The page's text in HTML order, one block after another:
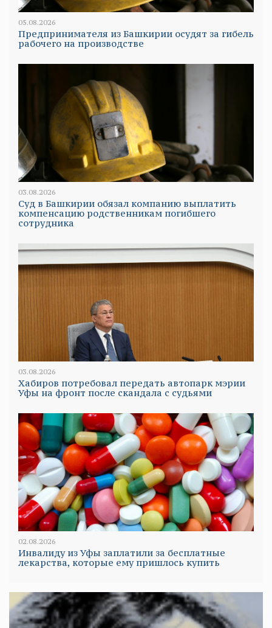
05.08.2026
Предпринимателя из Башкирии осудят за гибель
рабочего на производстве
03.08.2026
Суд в Башкирии обязал компанию выплатить
компенсацию родственникам погибшего
сотрудника
03.08.2026
Хабиров потребовал передать автопарк мэрии
Уфы на фронт после скандала с судьями
02.08.2026
Инвалиду из Уфы заплатили за бесплатные
лекарства, которые ему пришлось купить